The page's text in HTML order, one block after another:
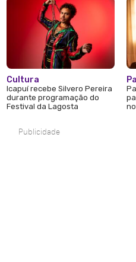
Cultura
Icapuí recebe Silvero Pereira
durante programação do
Festival da Lagosta
Publicidade